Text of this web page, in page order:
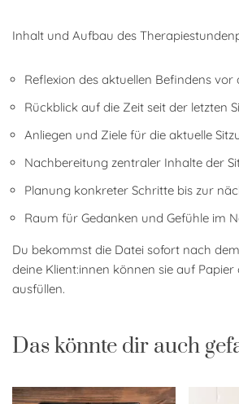
Inhalt und Aufbau des
Reflexion des aktuellen Befindens vor
Rückblick auf die Zeit seit der letzten
Anliegen und Ziele für die aktuelle
Nachbereitung zentraler Inhalte der
Planung konkreter Schritte bis zur
Raum für Gedanken und Gefühle im
Du bekommst die Datei sofort nach
deine Klient:innen können sie auf
ausfüllen.
Das könnte dir auch